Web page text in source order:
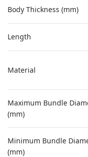
Body Thickness (mm)
Length
Material
Maximum Bundle
(mm)
Minimum Bundle
(mm)